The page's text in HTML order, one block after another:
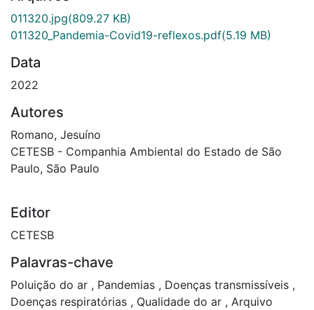
011320.jpg(809.27 KB)
011320_Pandemia-Covid19-reflexos.pdf(5.19 MB)
Data
2022
Autores
Romano, Jesuíno
CETESB - Companhia Ambiental do Estado de São
Paulo, São Paulo
Editor
CETESB
Palavras-chave
Poluição do ar , Pandemias , Doenças transmissíveis ,
Doenças respiratórias , Qualidade do ar , Arquivo